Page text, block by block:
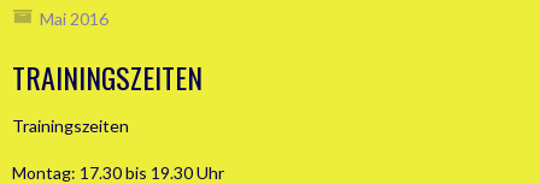
Mai 2016
TRAININGSZEITEN
Trainingszeiten
Montag: 17.30 bis 19.30 Uhr